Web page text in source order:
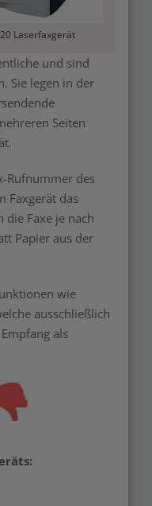
Laserfaxgerät
und sind
Sie legen in der
Seiten
Rufnummer des
Faxgerät das
die Faxe je nach
Papier aus der
wie
ausschließlich
als